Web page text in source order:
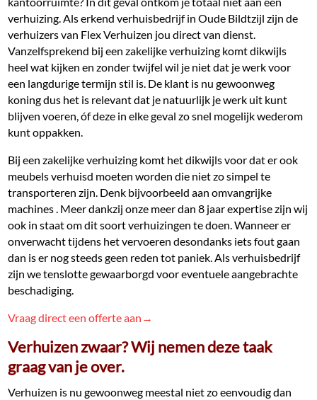
verhuizing. Als erkend verhuisbedrijf in Oude Bildtzijl zijn de
verhuizers van Flex Verhuizen jou direct van dienst.
Vanzelfsprekend bij een zakelijke verhuizing komt dikwijls
heel wat kijken en zonder twijfel wil je niet dat je werk voor
een langdurige termijn stil is. De klant is nu gewoonweg
koning dus het is relevant dat je natuurlijk je werk uit kunt
blijven voeren, óf deze in elke geval zo snel mogelijk wederom
kunt oppakken.
Bij een zakelijke verhuizing komt het dikwijls voor dat er ook
meubels verhuisd moeten worden die niet zo simpel te
transporteren zijn. Denk bijvoorbeeld aan omvangrijke
machines . Meer dankzij onze meer dan 8 jaar expertise zijn wij
ook in staat om dit soort verhuizingen te doen. Wanneer er
onverwacht tijdens het vervoeren desondanks iets fout gaan
dan is er nog steeds geen reden tot paniek. Als verhuisbedrijf
zijn we tenslotte gewaarborgd voor eventuele aangebrachte
beschadiging.
Vraag direct een offerte aan→
Verhuizen zwaar? Wij nemen deze taak
graag van je over.
Verhuizen is nu gewoonweg meestal niet zo eenvoudig dan